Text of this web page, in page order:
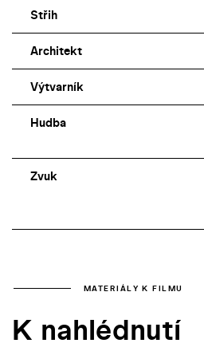
Střih
Architekt
Výtvarník
Hudba
Zvuk
MATERIÁLY K FILMU
K nahlédnutí